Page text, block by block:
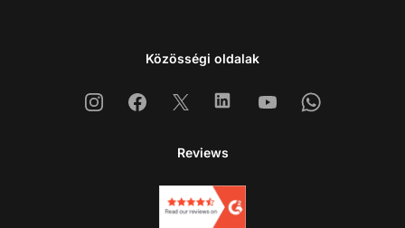
Közösségi oldalak
InstagramFacebook
X LinkedinYoutubeWhatsapp
Reviews